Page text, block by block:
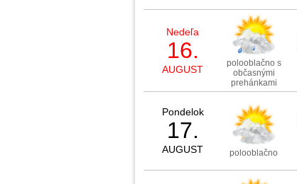
Nedeľa
16.
AUGUST
polooblačno s
občasnými
prehánkami
Pondelok
17.
AUGUST polooblačno